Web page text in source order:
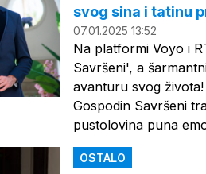
svog sina i tatinu
07.01.2025 13:52
Na platformi Voyo i
Savršeni', a
avanturu svog
Gospodin Savršeni
pustolovina puna
OSTALO